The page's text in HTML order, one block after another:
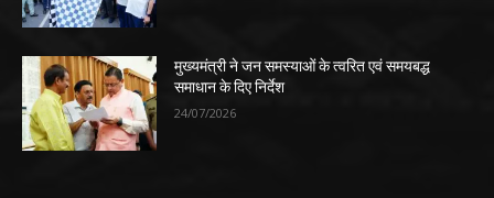
मुख्यमंत्री ने जन समस्याओं के त्वरित एवं समयबद्ध
समाधान के दिए निर्देश
24/07/2026